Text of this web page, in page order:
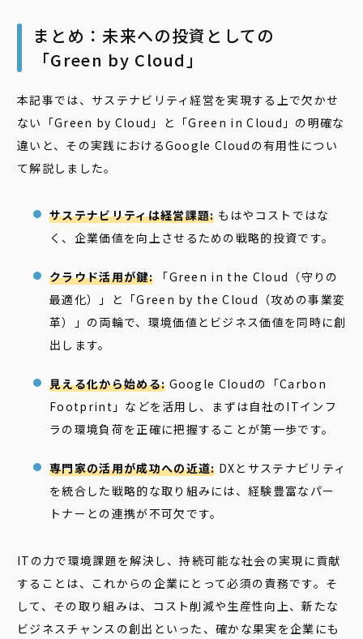
まとめ：未来への投資としての
「Green by Cloud」
本記事では、サステナビリティ経営を実現する上で欠かせ
ない「Green by Cloud」と「Green in Cloud」の明確な
違いと、その実践におけるGoogle Cloudの有用性につい
て解説しました。
サステナビリティは経営課題: もはやコストではな
く、企業価値を向上させるための戦略的投資です。
クラウド活用が鍵:「Green in the Cloud（守りの
最適化）」と「Green by the Cloud（攻めの事業変
革）」の両輪で、環境価値とビジネス価値を同時に創
出します。
見える化から始める: Google Cloudの「Carbon
Footprint」などを活用し、まずは自社のITインフ
ラの環境負荷を正確に把握することが第一歩です。
専門家の活用が成功への近道: DXとサステナビリティ
を統合した戦略的な取り組みには、経験豊富なパー
トナーとの連携が不可欠です。
ITの力で環境課題を解決し、持続可能な社会の実現に貢献
することは、これからの企業にとって必須の責務です。そ
して、その取り組みは、コスト削減や生産性向上、新たな
ビジネスチャンスの創出といった、確かな果実を企業にも